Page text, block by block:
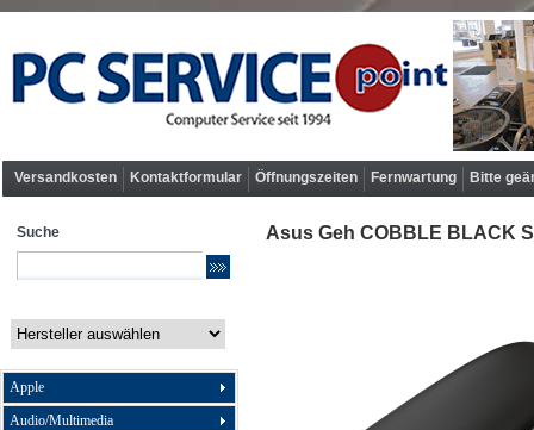
Versandkosten Kontaktformular Öffnungszeiten Fernwartung Bitte
Suche
Apple
Audio/Multimedia
Asus Geh COBBLE BLACK